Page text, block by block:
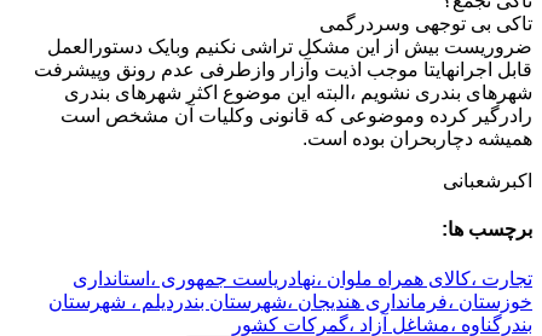
تاکی بی توجهی وسردرگمی
ضروریست بیش از این مشکل تراشی نکنیم وبایک دستورالعمل
قابل اجرانهایتا موجب اذیت وآزار وازطرفی عدم رونق وپیشرفت
شهرهای بندری نشویم ،البته این موضوع اکثر شهرهای بندری
رادرگیر کرده وموضوعی که قانونی وکلیات آن مشخص است
همیشه دچاربحران بوده است.
اکبرشعبانی
برچسب ها:
تجارت ،کالای همراه ملوان ،نهادریاست جمهوری ،استانداری
خوزستان ،فرمانداری هندیجان ،شهرستان بندردیلم ، شهرستان
بندرگناوه ،مشاغل آزاد ،گمرکات کشور